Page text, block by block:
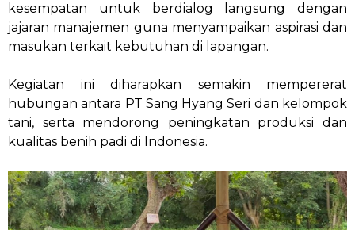
kesempatan untuk berdialog langsung dengan
jajaran manajemen guna menyampaikan aspirasi dan
masukan terkait kebutuhan di lapangan.
Kegiatan ini diharapkan semakin mempererat
hubungan antara PT Sang Hyang Seri dan kelompok
tani, serta mendorong peningkatan produksi dan
kualitas benih padi di Indonesia.